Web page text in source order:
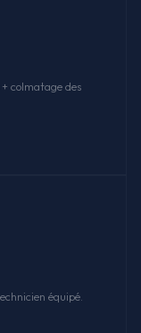
colmatage des
équipé.